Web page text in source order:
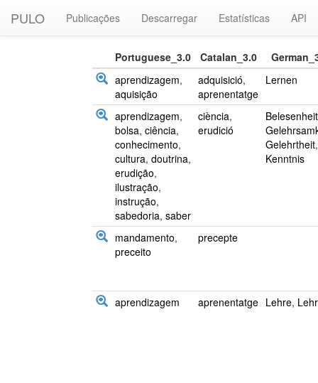
PULO Publicações Descarregar Estatísticas API
Portuguese_3.0 Catalan_3.0
aprendizagem,
aquisição
adquisició,
aprenentatge
Lernen
aprendizagem,
bolsa, ciência,
conhecimento,
cultura, doutrina,
erudição,
ilustração,
instrução,
sabedoria, saber
ciència,
erudició
Belesenheit
Gelehrtheit,
Kenntnis
mandamento,
preceito
precepte
aprendizagem aprenentatge Lehre,